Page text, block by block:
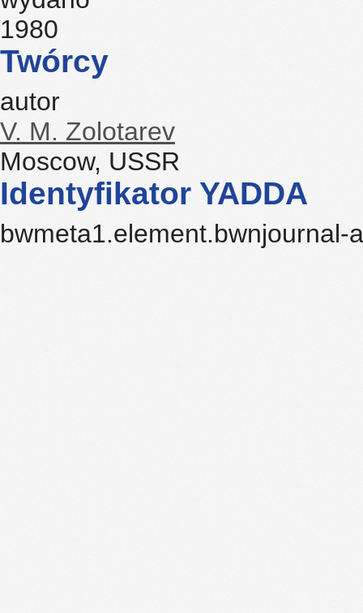
1980
Twórcy
autor
V. M. Zolotarev
Moscow, USSR
Identyfikator YADDA
bwmeta1.element.bwnjournal-